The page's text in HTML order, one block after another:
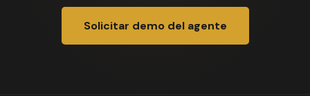
Solicitar demo del agente